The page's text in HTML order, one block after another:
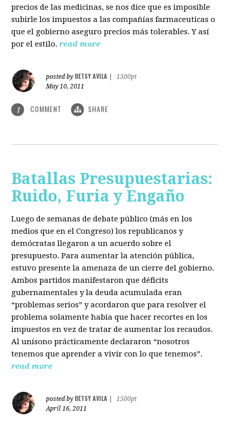
precios de las medicinas, se nos dice que es imposible
subirle los impuestos a las compañías farmaceuticas o
que el gobierno aseguro precios más tolerables. Y así
por el estilo. read more
posted by BETSY AVILA
1500pt
May 10, 2011
1 COMMENT SHARE
Batallas Presupuestarias:
Ruido, Furia y Engaño
Luego de semanas de debate público (más en los
medios que en el Congreso) los republicanos y
demócratas llegaron a un acuerdo sobre el
presupuesto. Para aumentar la atención pública,
estuvo presente la amenaza de un cierre del gobierno.
Ambos partidos manifestaron que déficits
gubernamentales y la deuda acumulada eran
“problemas serios” y acordaron que para resolver el
problema solamente había que hacer recortes en los
impuestos en vez de tratar de aumentar los recaudos.
Al unísono prácticamente declararon “nosotros
tenemos que aprender a vivir con lo que tenemos”.
read more
posted by BETSY AVILA
1500pt
April 16, 2011